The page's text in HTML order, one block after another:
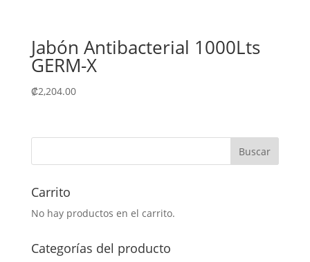
Jabón Antibacterial 1000Lts
GERM-X
₡2,204.00
Carrito
No hay productos en el carrito.
Categorías del producto